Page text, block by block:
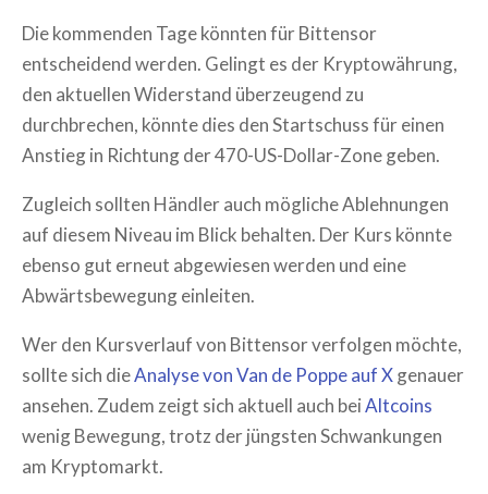
Die kommenden Tage könnten für Bittensor
entscheidend werden. Gelingt es der Kryptowährung,
den aktuellen Widerstand überzeugend zu
durchbrechen, könnte dies den Startschuss für einen
Anstieg in Richtung der 470-US-Dollar-Zone geben.
Zugleich sollten Händler auch mögliche Ablehnungen
auf diesem Niveau im Blick behalten. Der Kurs könnte
ebenso gut erneut abgewiesen werden und eine
Abwärtsbewegung einleiten.
Wer den Kursverlauf von Bittensor verfolgen möchte,
sollte sich dieAnalyse von Van de Poppe auf Xgenauer
ansehen. Zudem zeigt sich aktuell auch beiAltcoins
wenig Bewegung, trotz der jüngsten Schwankungen
am Kryptomarkt.